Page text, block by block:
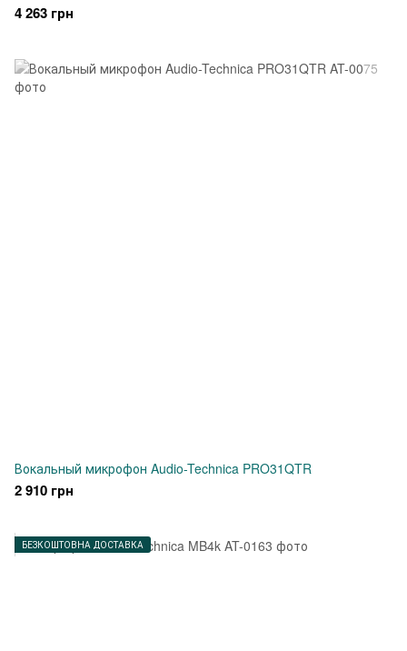
4 263 грн
Вокальный микрофон Audio-Technica PRO31QTR
2 910 грн
БЕЗКОШТОВНА ДОСТАВКА